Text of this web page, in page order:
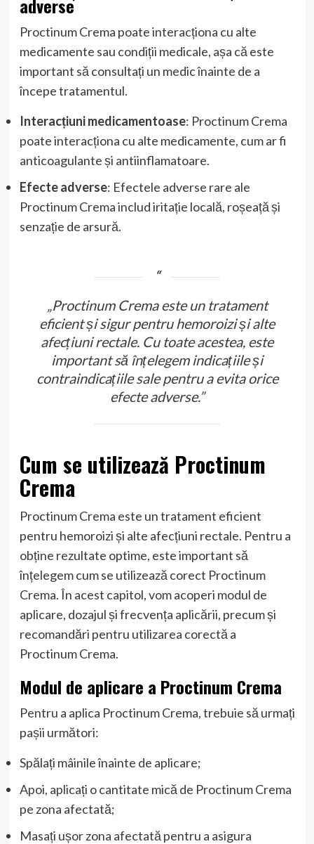
adverse
Proctinum Crema poate interacționa cu alte
medicamente sau condiții medicale, așa că este
important să consultați un medic înainte de a
începe tratamentul.
Interacțiuni medicamentoase: Proctinum Crema
poate interacționa cu alte medicamente, cum ar fi
anticoagulante și antiinflamatoare.
Efecte adverse: Efectele adverse rare ale
Proctinum Crema includ iritație locală, roșeață și
senzație de arsură.
„Proctinum Crema este un tratament
eficient și sigur pentru hemoroizi și alte
afecțiuni rectale. Cu toate acestea, este
important să înțelegem indicațiile și
contraindicațiile sale pentru a evita orice
efecte adverse.”
Cum se utilizează Proctinum
Crema
Proctinum Crema este un tratament eficient
pentru hemoroizi și alte afecțiuni rectale. Pentru a
obține rezultate optime, este important să
înțelegem cum se utilizează corect Proctinum
Crema. În acest capitol, vom acoperi modul de
aplicare, dozajul și frecvența aplicării, precum și
recomandări pentru utilizarea corectă a
Proctinum Crema.
Modul de aplicare a Proctinum Crema
Pentru a aplica Proctinum Crema, trebuie să urmați
pașii următori:
Spălați mâinile înainte de aplicare;
Apoi, aplicați o cantitate mică de Proctinum Crema
pe zona afectată;
Masați ușor zona afectată pentru a asigura